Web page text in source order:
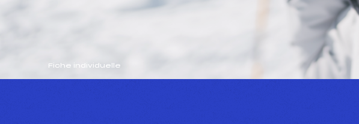
Fiche individuelle